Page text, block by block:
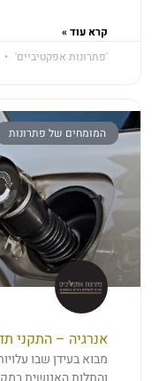
קרא עוד »
'פתרונות אפקטיביים'
המומחים של פתרונות
אנרגיה – התקני
מבוא בעידן שבו